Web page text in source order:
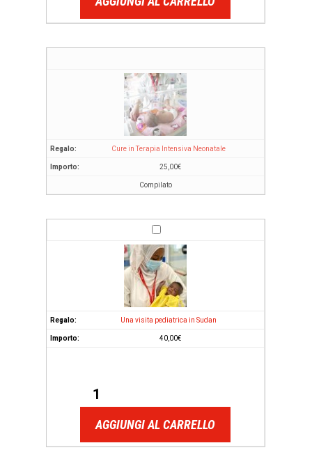
Cure in Terapia Intensiva Neonatale
25,00€
Compilato
Una visita pediatrica in Sudan
40,00€
AGGIUNGI AL CARRELLO